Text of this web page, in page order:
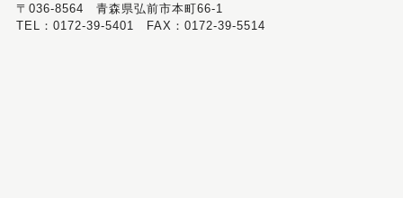
〒036-8564 青森県弘前市本町66-1
TEL：0172-39-5401 FAX：0172-39-5514